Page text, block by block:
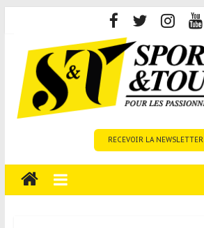
content
Tourisme
est
RECEVOIR LA NEWSLETTER